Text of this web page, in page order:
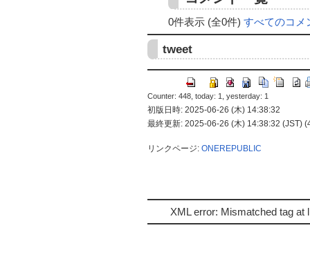
0件表示 (全0件) すべてのコメ
tweet
Counter: 448, today: 1, yesterday: 1
初版日時: 2025-06-26 (木) 14:38:32
最終更新: 2025-06-26 (木) 14:38:32 (JST)
リンクページ: ONEREPUBLIC
XML error: Mismatched tag at